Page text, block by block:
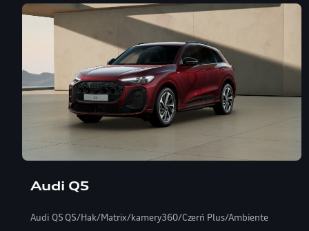
Audi Q5
Audi Q5 Q5/Hak/Matrix/kamery360/Czerń Plus/Ambiente